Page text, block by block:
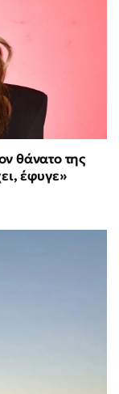
θάνατο της
έφυγε»